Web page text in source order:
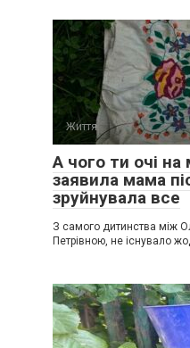
Життя
А чого ти очі
заявила мама
зруйнувала все
З самого дитинства між
Петрівною, не існувало